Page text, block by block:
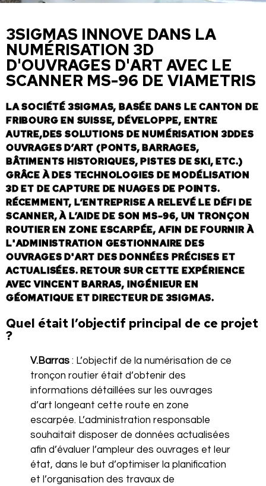
3SIGMAS INNOVE DANS LA
NUMÉRISATION 3D
D'OUVRAGES D'ART AVEC LE
SCANNER MS-96 DE VIAMETRIS
LA SOCIÉTÉ 3SIGMAS, BASÉE DANS LE CANTON DE
FRIBOURG EN SUISSE, DÉVELOPPE, ENTRE
AUTRE,DES SOLUTIONS DE NUMÉRISATION 3DDES
OUVRAGES D’ART (PONTS, BARRAGES,
BÂTIMENTS HISTORIQUES, PISTES DE SKI, ETC.)
GRÂCE À DES TECHNOLOGIES DE MODÉLISATION
3D ET DE CAPTURE DE NUAGES DE POINTS.
RÉCEMMENT, L’ENTREPRISE A RELEVÉ LE DÉFI DE
SCANNER, À L’AIDE DE SON MS-96, UN TRONÇON
ROUTIER EN ZONE ESCARPÉE, AFIN DE FOURNIR À
L'ADMINISTRATION GESTIONNAIRE DES
OUVRAGES D'ART DES DONNÉES PRÉCISES ET
ACTUALISÉES. RETOUR SUR CETTE EXPÉRIENCE
AVEC VINCENT BARRAS, INGÉNIEUR EN
GÉOMATIQUE ET DIRECTEUR DE 3SIGMAS.
Quel était l’objectif principal de ce projet
?
V.Barras : L’objectif de la numérisation de ce
tronçon routier était d’obtenir des
informations détaillées sur les ouvrages
d’art longeant cette route en zone
escarpée. L’administration responsable
souhaitait disposer de données actualisées
afin d’évaluer l’ampleur des ouvrages et leur
état, dans le but d’optimiser la planification
et l’organisation des travaux de